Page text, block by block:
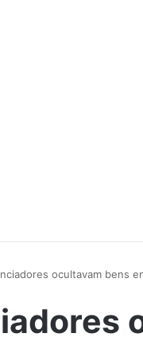
ocultavam bens